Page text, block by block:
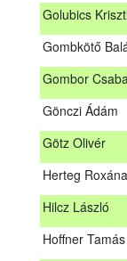
Golubics
Gombkötő
Gombor
Gönczi Ádám
Götz Olivér
Herteg Roxána
Hilcz László
Hoffner Tamás
Gombor Csaba